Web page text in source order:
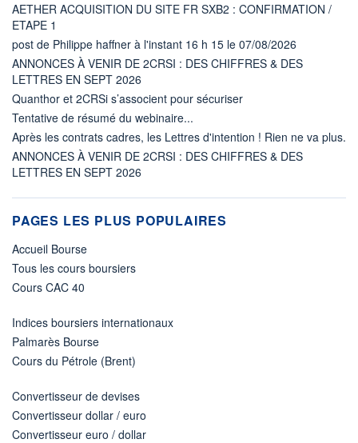
AETHER ACQUISITION DU SITE FR SXB2 : CONFIRMATION /
ETAPE 1
post de Philippe haffner à l'instant 16 h 15 le 07/08/2026
ANNONCES À VENIR DE 2CRSI : DES CHIFFRES & DES
LETTRES EN SEPT 2026
Quanthor et 2CRSi s’associent pour sécuriser
Tentative de résumé du webinaire...
Après les contrats cadres, les Lettres d'intention ! Rien ne va plus.
ANNONCES À VENIR DE 2CRSI : DES CHIFFRES & DES
LETTRES EN SEPT 2026
PAGES LES PLUS POPULAIRES
Accueil Bourse
Tous les cours boursiers
Cours CAC 40
Indices boursiers internationaux
Palmarès Bourse
Cours du Pétrole (Brent)
Convertisseur de devises
Convertisseur dollar / euro
Convertisseur euro / dollar